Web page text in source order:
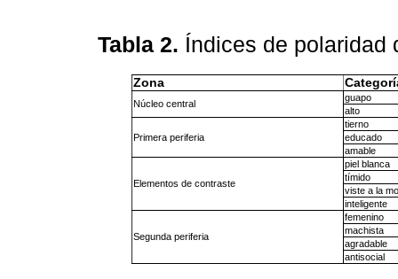
Tabla 2. Índices de polaridad
Zona
Núcleo central
guapo
alto
Primera periferia
tierno
educado
amable
Elementos de contraste
piel blanca
tímido
viste a la
inteligente
Segunda periferia
femenino
machista
agradable
antisocial